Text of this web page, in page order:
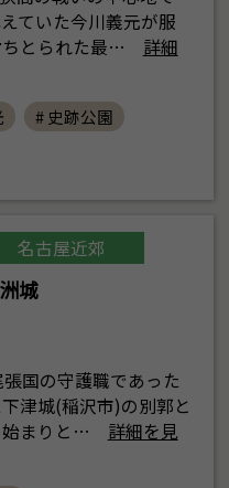
ていた今川義元が服
とられた最…
詳細
# 史跡公園
名古屋近郊
城
国の守護職であった
津城(稲沢市)の別郭と
始まりと…
詳細を見